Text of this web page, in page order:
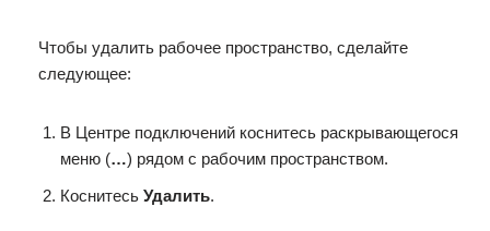
Чтобы удалить рабочее пространство, сделайте
следующее:
В Центре подключений коснитесь раскрывающегося
меню (…) рядом с рабочим пространством.
Коснитесь Удалить.